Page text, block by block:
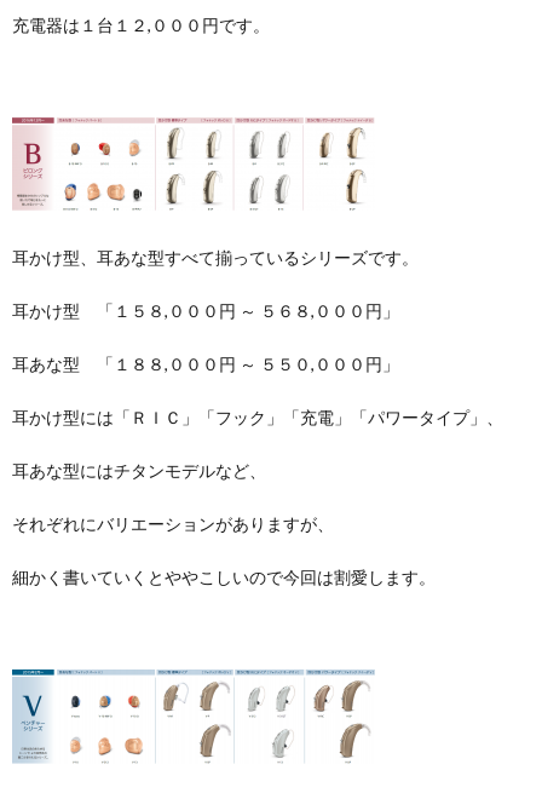
充電器は１台１２,０００円です。
耳かけ型、耳あな型すべて揃っているシリーズです。
耳かけ型 「１５８,０００円 ～ ５６８,０００円」
耳あな型 「１８８,０００円 ～ ５５０,０００円」
耳かけ型には「ＲＩＣ」「フック」「充電」「パワータイプ」、
耳あな型にはチタンモデルなど、
それぞれにバリエーションがありますが、
細かく書いていくとややこしいので今回は割愛します。